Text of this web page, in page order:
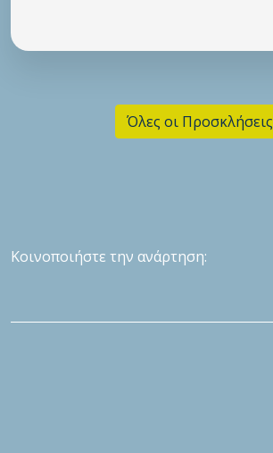
Όλες οι Προσκλήσεις
Κοινοποιήστε την ανάρτηση: